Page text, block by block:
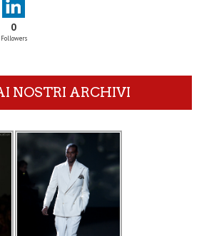
0
Followers
NOSTRI ARCHIVI